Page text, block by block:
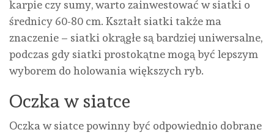
karpie czy sumy, warto zainwestować w siatki o
średnicy 60-80 cm. Kształt siatki także ma
znaczenie – siatki okrągłe są bardziej uniwersalne,
podczas gdy siatki prostokątne mogą być lepszym
wyborem do holowania większych ryb.
Oczka w siatce
Oczka w siatce powinny być odpowiednio dobrane